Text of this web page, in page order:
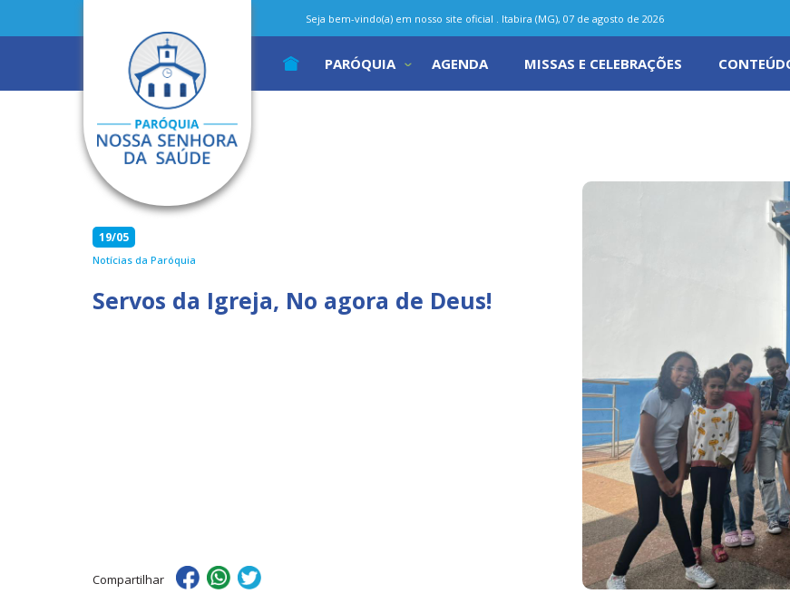
Seja bem-vindo(a) em nosso site oficial . Itabira (MG), 07 de agosto de 2026
PARÓQUIA AGENDA MISSAS E CELEBRAÇÕES
19/05
Notícias da Paróquia
Servos da Igreja, No agora de Deus!
Compartilhar